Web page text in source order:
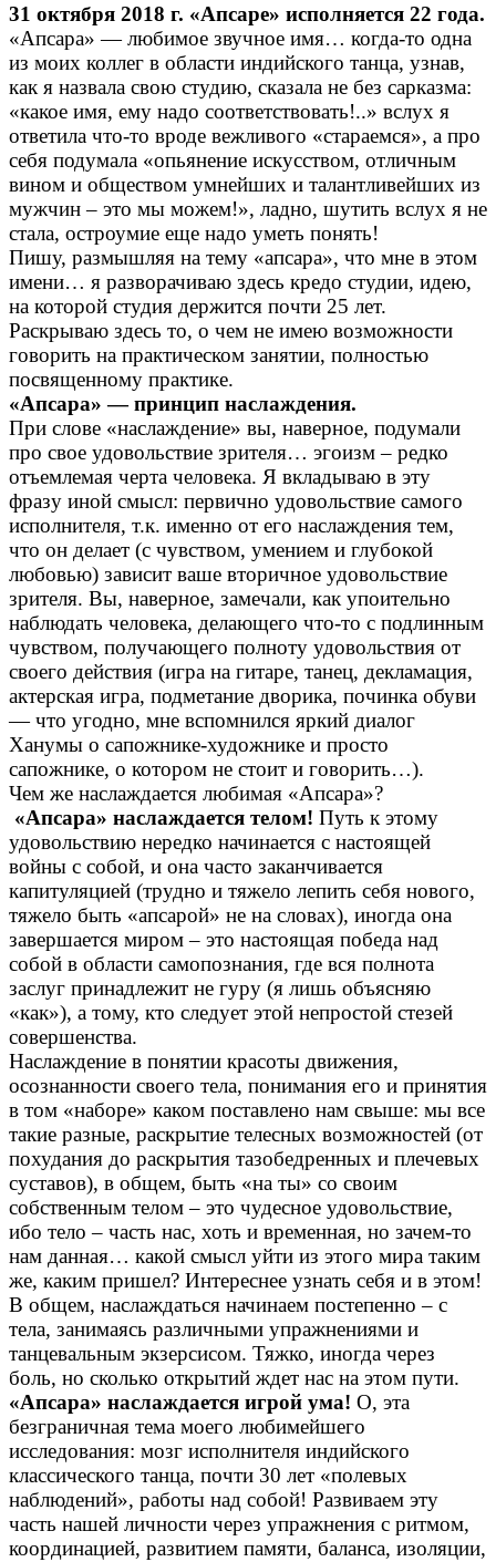
31 октября 2018 г. «Апсаре» исполняется 22 года.
«Апсара» — любимое звучное имя… когда-то одна
из моих коллег в области индийского танца, узнав,
как я назвала свою студию, сказала не без сарказма:
«какое имя, ему надо соответствовать!..» вслух я
ответила что-то вроде вежливого «стараемся», а про
себя подумала «опьянение искусством, отличным
вином и обществом умнейших и талантливейших из
мужчин – это мы можем!», ладно, шутить вслух я не
стала, остроумие еще надо уметь понять!
Пишу, размышляя на тему «апсара», что мне в этом
имени… я разворачиваю здесь кредо студии, идею,
на которой студия держится почти 25 лет.
Раскрываю здесь то, о чем не имею возможности
говорить на практическом занятии, полностью
посвященному практике.
«Апсара» — принцип наслаждения.
При слове «наслаждение» вы, наверное, подумали
про свое удовольствие зрителя… эгоизм – редко
отъемлемая черта человека. Я вкладываю в эту
фразу иной смысл: первично удовольствие самого
исполнителя, т.к. именно от его наслаждения тем,
что он делает (с чувством, умением и глубокой
любовью) зависит ваше вторичное удовольствие
зрителя. Вы, наверное, замечали, как упоительно
наблюдать человека, делающего что-то с подлинным
чувством, получающего полноту удовольствия от
своего действия (игра на гитаре, танец, декламация,
актерская игра, подметание дворика, починка обуви
— что угодно, мне вспомнился яркий диалог
Ханумы о сапожнике-художнике и просто
сапожнике, о котором не стоит и говорить…).
Чем же наслаждается любимая «Апсара»?
«Апсара» наслаждается телом! Путь к этому
удовольствию нередко начинается с настоящей
войны с собой, и она часто заканчивается
капитуляцией (трудно и тяжело лепить себя нового,
тяжело быть «апсарой» не на словах), иногда она
завершается миром – это настоящая победа над
собой в области самопознания, где вся полнота
заслуг принадлежит не гуру (я лишь объясняю
«как»), а тому, кто следует этой непростой стезей
совершенства.
Наслаждение в понятии красоты движения,
осознанности своего тела, понимания его и принятия
в том «наборе» каком поставлено нам свыше: мы все
такие разные, раскрытие телесных возможностей (от
похудания до раскрытия тазобедренных и плечевых
суставов), в общем, быть «на ты» со своим
собственным телом – это чудесное удовольствие,
ибо тело – часть нас, хоть и временная, но зачем-то
нам данная… какой смысл уйти из этого мира таким
же, каким пришел? Интереснее узнать себя и в этом!
В общем, наслаждаться начинаем постепенно – с
тела, занимаясь различными упражнениями и
танцевальным экзерсисом. Тяжко, иногда через
боль, но сколько открытий ждет нас на этом пути.
«Апсара» наслаждается игрой ума! О, эта
безграничная тема моего любимейшего
исследования: мозг исполнителя индийского
классического танца, почти 30 лет «полевых
наблюдений», работы над собой! Развиваем эту
часть нашей личности через упражнения с ритмом,
координацией, развитием памяти, баланса, изоляции,